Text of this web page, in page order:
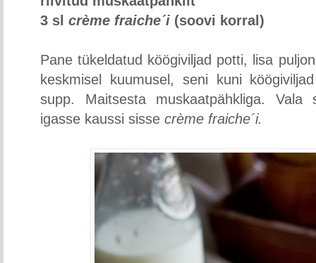
3 sl crème fraiche´i (soovi korral)
Pane tükeldatud köögiviljad potti, lisa
keskmisel kuumusel, seni kuni
supp. Maitsesta muskaatpähkliga. Vala
igasse kaussi sisse crème fraiche´i.